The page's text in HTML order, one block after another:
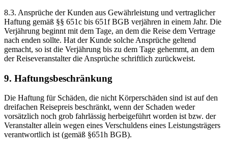
8.3. Ansprüche der Kunden aus Gewährleistung und vertraglicher
Haftung gemäß §§ 651c bis 651f BGB verjähren in einem Jahr. Die
Verjährung beginnt mit dem Tage, an dem die Reise dem Vertrage
nach enden sollte. Hat der Kunde solche Ansprüche geltend
gemacht, so ist die Verjährung bis zu dem Tage gehemmt, an dem
der Reiseveranstalter die Ansprüche schriftlich zurückweist.
9. Haftungsbeschränkung
Die Haftung für Schäden, die nicht Körperschäden sind ist auf den
dreifachen Reisepreis beschränkt, wenn der Schaden weder
vorsätzlich noch grob fahrlässig herbeigeführt worden ist bzw. der
Veranstalter allein wegen eines Verschuldens eines Leistungsträgers
verantwortlich ist (gemäß §651h BGB).